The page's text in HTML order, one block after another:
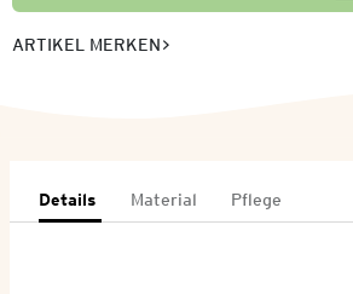
ARTIKEL MERKEN
Details Material Pflege